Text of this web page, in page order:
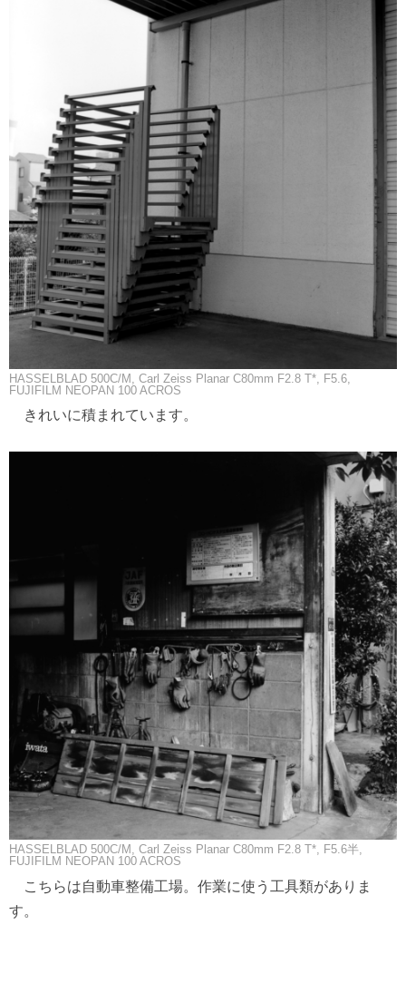
HASSELBLAD 500C/M, Carl Zeiss Planar C80mm F2.8 T*, F5.6,
FUJIFILM NEOPAN 100 ACROS
きれいに積まれています。
HASSELBLAD 500C/M, Carl Zeiss Planar C80mm F2.8 T*, F5.6半,
FUJIFILM NEOPAN 100 ACROS
こちらは自動車整備工場。作業に使う工具類がありま
す。